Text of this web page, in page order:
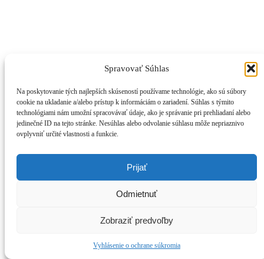
Spravovať Súhlas
Na poskytovanie tých najlepších skúseností používame technológie, ako sú súbory
cookie na ukladanie a/alebo prístup k informáciám o zariadení. Súhlas s týmito
technológiami nám umožní spracovávať údaje, ako je správanie pri prehliadaní alebo
jedinečné ID na tejto stránke. Nesúhlas alebo odvolanie súhlasu môže nepriaznivo
ovplyvniť určité vlastnosti a funkcie.
Prijať
Odmietnuť
Zobraziť predvoľby
Vyhlásenie o ochrane súkromia
Blog
Zatrénujte si s popradskými hokejistami v
Tatrách!
Zobraziť príspevok